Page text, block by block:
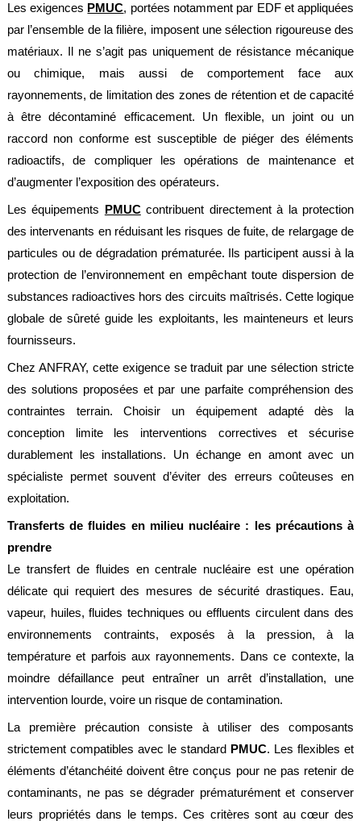
Ferroviaire
La
Présentation
Domaines
d'activité
Nos
engagements
Conditions
générales
de
vente
Actualités
Anfray
Tutoriels
techniques
Normes
Directives
Contacts
Nous
contacter
Nos
revendeurs
dans
le
Devis
flexibles
Devis
Mentions
Les exigences PMUC, portées notamment par EDF et appliquées
par l’ensemble de la filière, imposent une sélection rigoureuse des
matériaux. Il ne s’agit pas uniquement de résistance mécanique
ou chimique, mais aussi de comportement face aux
rayonnements, de limitation des zones de rétention et de capacité
à être décontaminé efficacement. Un flexible, un joint ou un
raccord non conforme est susceptible de piéger des éléments
radioactifs, de compliquer les opérations de maintenance et
d’augmenter l’exposition des opérateurs.
Les équipements PMUCcontribuent directement à la protection
des intervenants en réduisant les risques de fuite, de relargage de
particules ou de dégradation prématurée. Ils participent aussi à la
protection de l’environnement en empêchant toute dispersion de
substances radioactives hors des circuits maîtrisés. Cette logique
globale de sûreté guide les exploitants, les mainteneurs et leurs
fournisseurs.
Chez ANFRAY, cette exigence se traduit par une sélection stricte
des solutions proposées et par une parfaite compréhension des
contraintes terrain. Choisir un équipement adapté dès la
conception limite les interventions correctives et sécurise
durablement les installations. Un échange en amont avec un
spécialiste permet souvent d’éviter des erreurs coûteuses en
exploitation.
Transferts de fluides en milieu nucléaire : les précautions à
prendre
Le transfert de fluides en centrale nucléaire est une opération
délicate qui requiert des mesures de sécurité drastiques. Eau,
vapeur, huiles, fluides techniques ou effluents circulent dans des
environnements contraints, exposés à la pression, à la
température et parfois aux rayonnements. Dans ce contexte, la
moindre défaillance peut entraîner un arrêt d’installation, une
intervention lourde, voire un risque de contamination.
La première précaution consiste à utiliser des composants
strictement compatibles avec le standard PMUC. Les flexibles et
éléments d’étanchéité doivent être conçus pour ne pas retenir de
contaminants, ne pas se dégrader prématurément et conserver
leurs propriétés dans le temps. Ces critères sont au cœur des